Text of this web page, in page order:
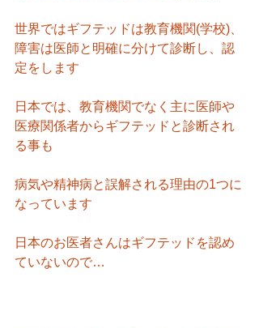
世界ではギフテッドは教育機関(学校)、
障害は医師と明確に分けて診断し、認
定をします
日本では、教育機関でなく主に医師や
医療関係者からギフテッドと診断され
る事も
病気や精神病と誤解される理由の1つに
なっています
日本のお医者さんはギフテッドを認め
ていないので…